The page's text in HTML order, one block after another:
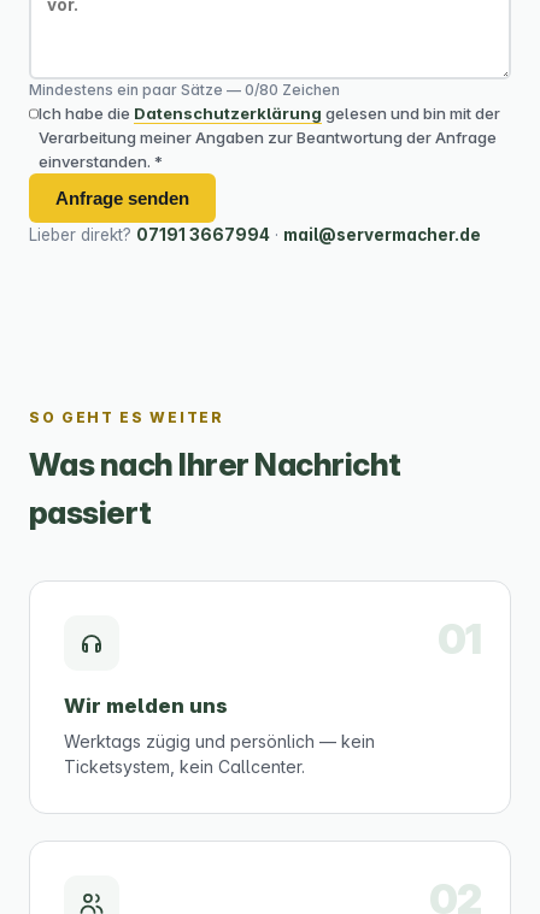
Mindestens ein paar Sätze — 0/80 Zeichen
Ich habe die Datenschutzerklärung gelesen und bin mit der
Verarbeitung meiner Angaben zur Beantwortung der Anfrage
einverstanden. *
Anfrage senden
Lieber direkt? 07191 3667994 · mail@servermacher.de
SO GEHT ES WEITER
Was nach Ihrer Nachricht
passiert
Wir melden uns
Werktags zügig und persönlich — kein
Ticketsystem, kein Callcenter.